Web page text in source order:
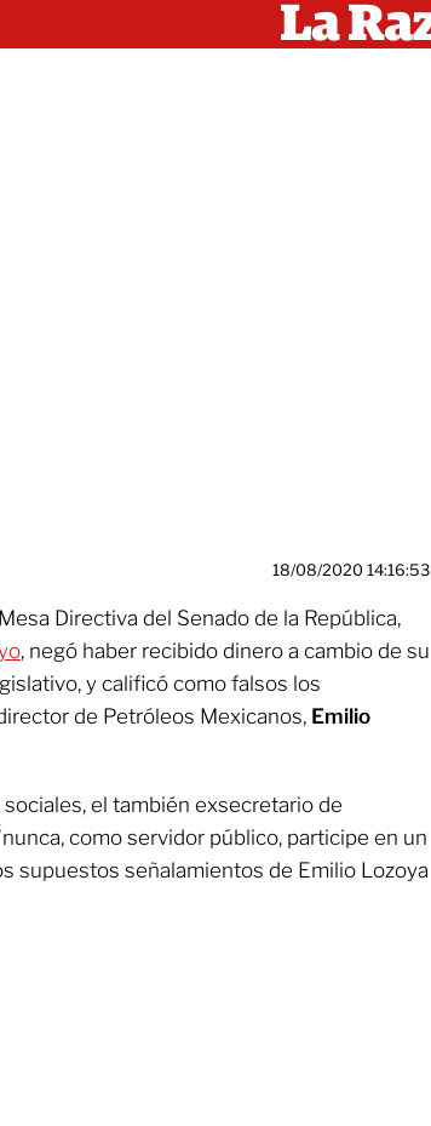
18/08/2020 14:16:53
Directiva del Senado de la República,
, negó haber recibido dinero a cambio de su
y calificó como falsos los
de Petróleos Mexicanos, Emilio
el también exsecretario de
como servidor público, participe en un
supuestos señalamientos de Emilio Lozoya